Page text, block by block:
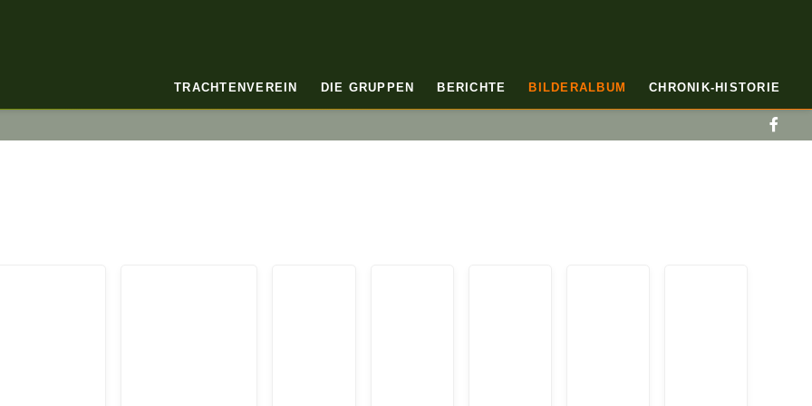
TRACHTENVEREIN DIE GRUPPEN BERICHTE BILDERALBUM CHRONIK-HISTORIE